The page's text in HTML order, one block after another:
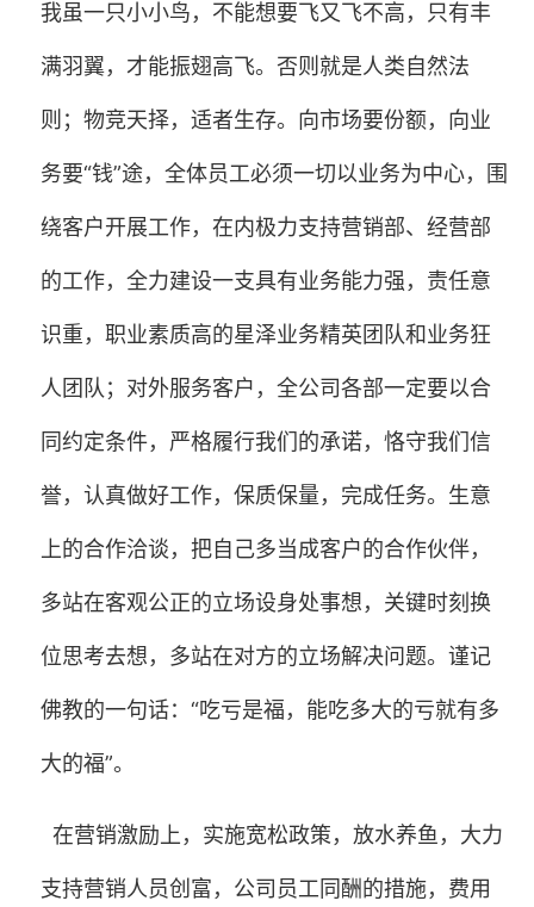
我虽一只小小鸟，不能想要飞又飞不高，只有丰
满羽翼，才能振翅高飞。否则就是人类自然法
则；物竞天择，适者生存。向市场要份额，向业
务要“钱”途，全体员工必须一切以业务为中心，围
绕客户开展工作，在内极力支持营销部、经营部
的工作，全力建设一支具有业务能力强，责任意
识重，职业素质高的星泽业务精英团队和业务狂
人团队；对外服务客户，全公司各部一定要以合
同约定条件，严格履行我们的承诺，恪守我们信
誉，认真做好工作，保质保量，完成任务。生意
上的合作洽谈，把自己多当成客户的合作伙伴，
多站在客观公正的立场设身处事想，关键时刻换
位思考去想，多站在对方的立场解决问题。谨记
佛教的一句话：“吃亏是福，能吃多大的亏就有多
大的福”。
在营销激励上，实施宽松政策，放水养鱼，大力
支持营销人员创富，公司员工同酬的措施，费用